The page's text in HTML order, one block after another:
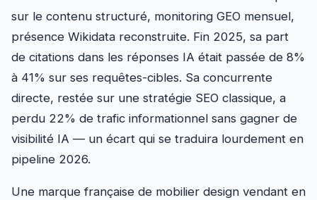
sur le contenu structuré, monitoring GEO mensuel,
présence Wikidata reconstruite. Fin 2025, sa part
de citations dans les réponses IA était passée de 8%
à 41% sur ses requêtes-cibles. Sa concurrente
directe, restée sur une stratégie SEO classique, a
perdu 22% de trafic informationnel sans gagner de
visibilité IA — un écart qui se traduira lourdement en
pipeline 2026.
Une marque française de mobilier design vendant en